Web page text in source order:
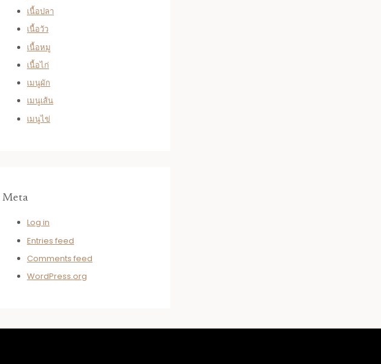
เนื้อปลา
เนื้อวัว
เนื้อหมู
เนื้อไก่
เมนูผัก
เมนูเส้น
เมนูไข่
Meta
Log in
Entries feed
Comments feed
WordPress.org